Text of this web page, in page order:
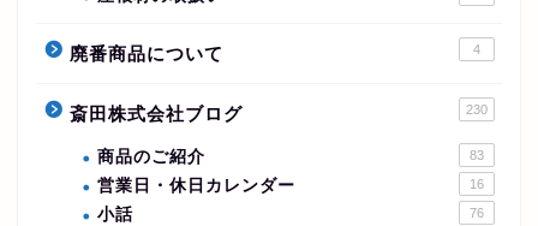
廃番商品について 4
斎田株式会社ブログ 230
商品のご紹介 83
営業日・休日カレンダー 16
小話 76